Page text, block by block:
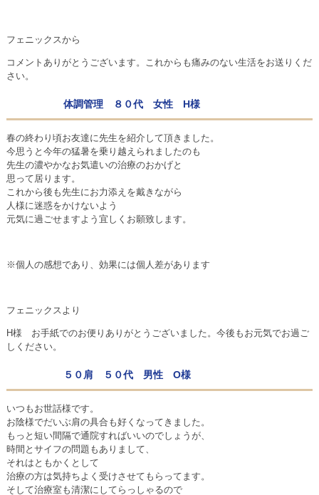
フェニックスから
コメントありがとうございます。これからも痛みのない生活をお送りくだ
さい。
体調管理 ８０代 女性 H様
春の終わり頃お友達に先生を紹介して頂きました。
今思うと今年の猛暑を乗り越えられましたのも
先生の濃やかなお気遣いの治療のおかげと
思って居ります。
これから後も先生にお力添えを戴きながら
人様に迷惑をかけないよう
元気に過ごせますよう宜しくお願致します。
※個人の感想であり、効果には個人差があります
フェニックスより
H様 お手紙でのお便りありがとうございました。今後もお元気でお過ご
しください。
５０肩 ５０代 男性 O様
いつもお世話様です。
お陰様でだいぶ肩の具合も好くなってきました。
もっと短い間隔で通院すればいいのでしょうが、
時間とサイフの問題もありまして、
それはともかくとして
治療の方は気持ちよく受けさせてもらってます。
そして治療室も清潔にしてらっしゃるので